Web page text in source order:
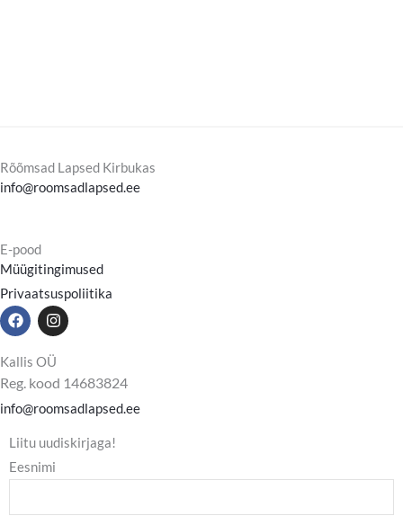
Rõõmsad Lapsed Kirbukas
info@roomsadlapsed.ee
E-pood
Müügitingimused
Privaatsuspoliitika
F
a
c
e
b
o
o
k
I
n
s
t
a
g
r
a
m
Kallis OÜ
Reg. kood 14683824
info@roomsadlapsed.ee
Liitu uudiskirjaga!
Eesnimi